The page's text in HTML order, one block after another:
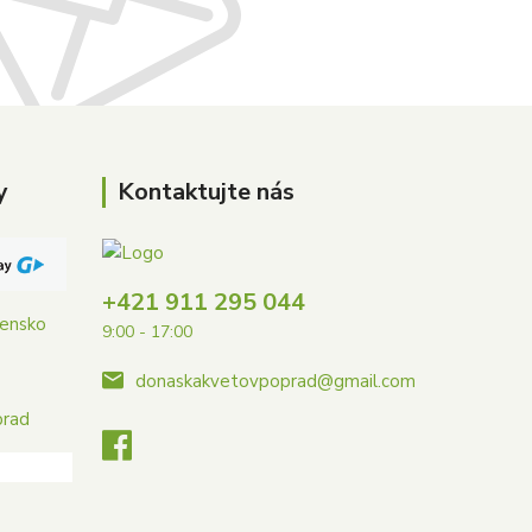
Kontaktujte nás
+421 911 295 044
9:00 - 17:00
donaskakvetovpoprad@gmail.com